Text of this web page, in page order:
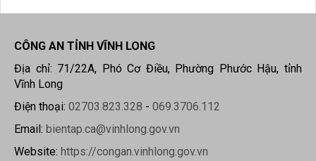
CÔNG AN TỈNH VĨNH LONG
Địa chỉ: 71/22A, Phó Cơ Điều, Phường Phước Hậu, tỉnh
Vĩnh Long
Điện thoại: 02703.823.328 - 069.3706.112
Email: bientap.ca@vinhlong.gov.vn
Website: https://congan.vinhlong.gov.vn